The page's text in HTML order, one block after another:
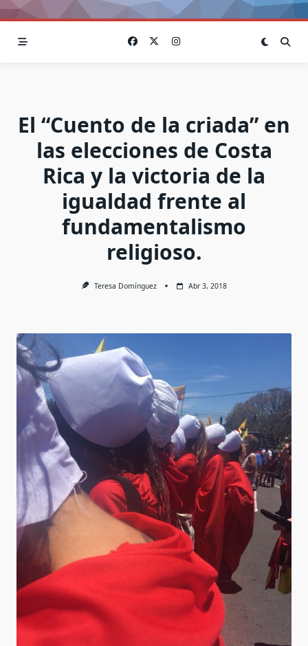
El “Cuento de la criada” en
las elecciones de Costa
Rica y la victoria de la
igualdad frente al
fundamentalismo
religioso.
Teresa Domínguez Abr 3, 2018